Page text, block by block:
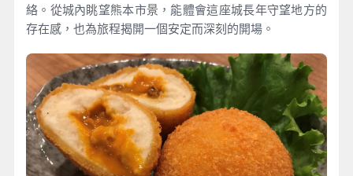
絡。從城內眺望熊本市景，能體會這座城長年守望地方的
存在感，也為旅程揭開一個安定而深刻的開場。